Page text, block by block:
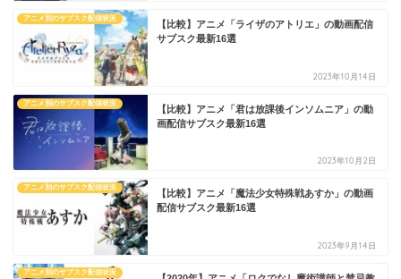
アニメ別のサブスク配信状況
【比較】アニメ「ライザのアトリエ」の動画配信
サブスク最新16選
2023年10月14日
アニメ別のサブスク配信状況
【比較】アニメ「君は放課後インソムニア」の動
画配信サブスク最新16選
2023年10月2日
アニメ別のサブスク配信状況
【比較】アニメ「魔法少女特殊戦あすか」の動画
配信サブスク最新16選
2023年9月14日
アニメ別のサブスク配信状況